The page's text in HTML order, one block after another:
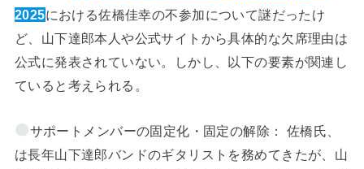
2025における佐橋佳幸の不参加について謎だったけ
ど、山下達郎本人や公式サイトから具体的な欠席理由は
公式に発表されていない。しかし、以下の要素が関連し
ていると考えられる。
サポートメンバーの固定化・固定の解除： 佐橋氏、
は長年山下達郎バンドのギタリストを務めてきたが、山